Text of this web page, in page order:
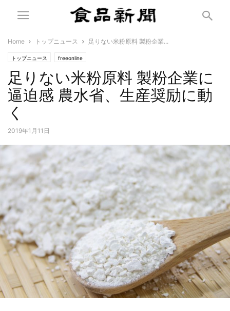
Home トップニュース 足りない米粉原料 製粉企業...
トップニュース freeonline
足りない米粉原料 製粉企業に
逼迫感 農水省、生産奨励に動
く
2019年1月11日